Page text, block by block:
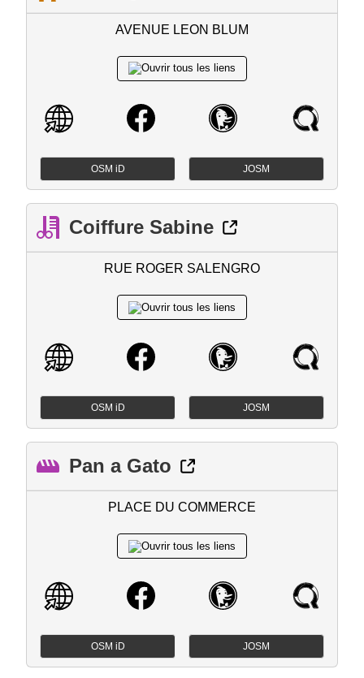
AVENUE LEON BLUM
OSM iD JOSM
Coiffure Sabine
RUE ROGER SALENGRO
OSM iD JOSM
Pan a Gato
PLACE DU COMMERCE
OSM iD JOSM